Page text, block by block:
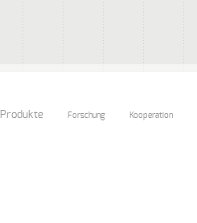
Produkte Forschung Kooperation